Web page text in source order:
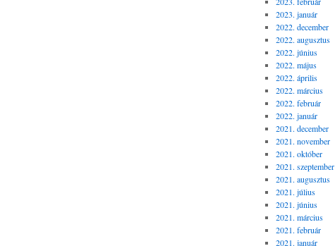
2023. január
2022. december
2022. augusztus
2022. június
2022. május
2022. április
2022. március
2022. február
2022. január
2021. december
2021. november
2021. október
2021. szeptember
2021. augusztus
2021. július
2021. június
2021. március
2021. február
2021. január